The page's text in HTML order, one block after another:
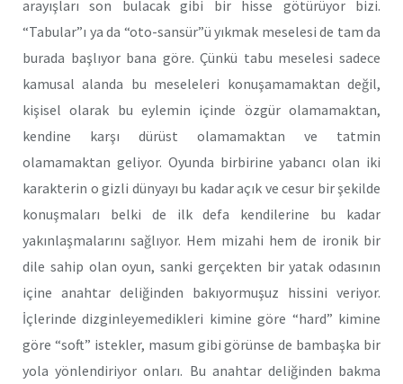
arayışları son bulacak gibi bir hisse götürüyor bizi.
“Tabular”ı ya da “oto-sansür”ü yıkmak meselesi de tam da
burada başlıyor bana göre. Çünkü tabu meselesi sadece
kamusal alanda bu meseleleri konuşamamaktan değil,
kişisel olarak bu eylemin içinde özgür olamamaktan,
kendine karşı dürüst olamamaktan ve tatmin
olamamaktan geliyor. Oyunda birbirine yabancı olan iki
karakterin o gizli dünyayı bu kadar açık ve cesur bir şekilde
konuşmaları belki de ilk defa kendilerine bu kadar
yakınlaşmalarını sağlıyor. Hem mizahi hem de ironik bir
dile sahip olan oyun, sanki gerçekten bir yatak odasının
içine anahtar deliğinden bakıyormuşuz hissini veriyor.
İçlerinde dizginleyemedikleri kimine göre “hard” kimine
göre “soft” istekler, masum gibi görünse de bambaşka bir
yola yönlendiriyor onları. Bu anahtar deliğinden bakma